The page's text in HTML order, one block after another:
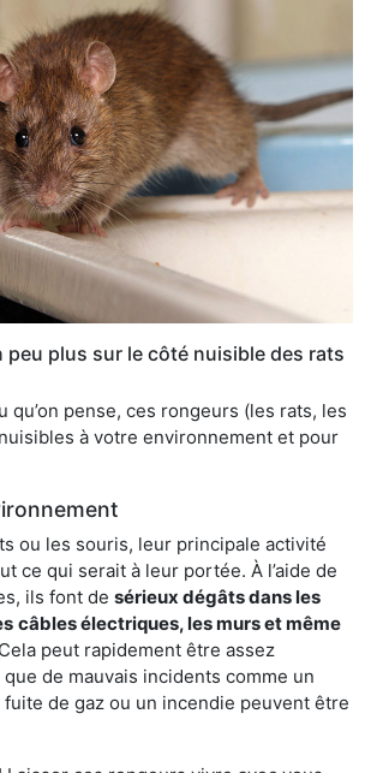
peu plus sur le côté nuisible des rats
qu’on pense, ces rongeurs (les rats, les
à votre environnement et pour
ou les souris, leur principale activité
ce qui serait à leur portée. À l’aide de
ils font de sérieux dégâts dans les
câbles électriques, les murs et même
peut rapidement être assez
de mauvais incidents comme un
de gaz ou un incendie peuvent être